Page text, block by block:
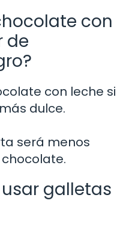
con
de
con leche si
dulce.
será menos
galletas